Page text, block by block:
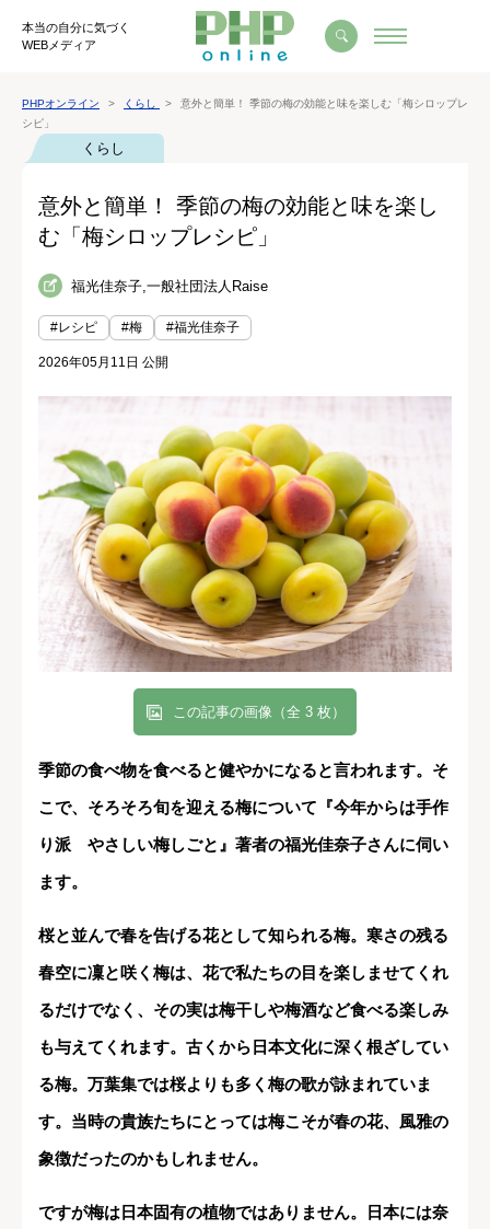
本当の自分に気づく
WEBメディア
PHPオンライン くらし
意外と簡単！ 季節の梅の効能と味を楽しむ「梅シロップレ
シピ」
くらし
意外と簡単！ 季節の梅の効能と味を楽し
む「梅シロップレシピ」
福光佳奈子,一般社団法人Raise
#レシピ #梅 #福光佳奈子
2026年05月11日 公開
この記事の画像（全 3 枚）
季節の食べ物を食べると健やかになると言われます。そ
こで、そろそろ旬を迎える梅について『今年からは手作
り派 やさしい梅しごと』著者の福光佳奈子さんに伺い
ます。
桜と並んで春を告げる花として知られる梅。寒さの残る
春空に凜と咲く梅は、花で私たちの目を楽しませてくれ
るだけでなく、その実は梅干しや梅酒など食べる楽しみ
も与えてくれます。古くから日本文化に深く根ざしてい
る梅。万葉集では桜よりも多く梅の歌が詠まれていま
す。当時の貴族たちにとっては梅こそが春の花、風雅の
象徴だったのかもしれません。
ですが梅は日本固有の植物ではありません。日本には奈